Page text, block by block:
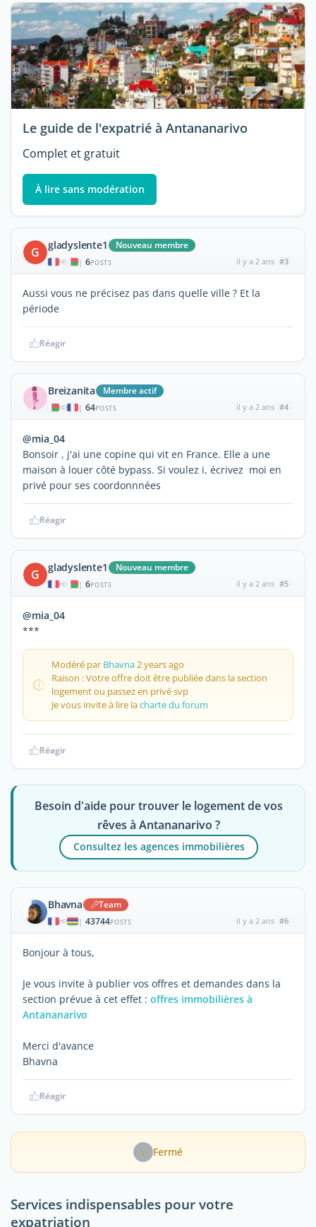
Le guide de l'expatrié à Antananarivo
Complet et gratuit
À lire sans modération
G gladyslente1 Nouveau membre
| 6POSTS il y a 2 ans #3
Aussi vous ne précisez pas dans quelle ville ? Et la
période
Réagir
Breizanita Membre actif
| 64POSTS il y a 2 ans #4
@mia_04
Bonsoir , j'ai une copine qui vit en France. Elle a une
maison à louer côté bypass. Si voulez i, écrivez moi en
privé pour ses coordonnnées
Réagir
G gladyslente1 Nouveau membre
| 6POSTS il y a 2 ans #5
@mia_04
***
Modéré par Bhavna2 years ago
Raison : Votre offre doit être publiée dans la section
logement ou passez en privé svp
Je vous invite à lire lacharte du forum
Réagir
Besoin d'aide pour trouver le logement de vos
rêves à Antananarivo ?
Consultez les agences immobilières
Bhavna Team
| 43744POSTS il y a 2 ans #6
Bonjour à tous,
Je vous invite à publier vos offres et demandes dans la
section prévue à cet effet : offres immobilières à
Antananarivo
Merci d'avance
Bhavna
Réagir
Fermé
Services indispensables pour votre
expatriation